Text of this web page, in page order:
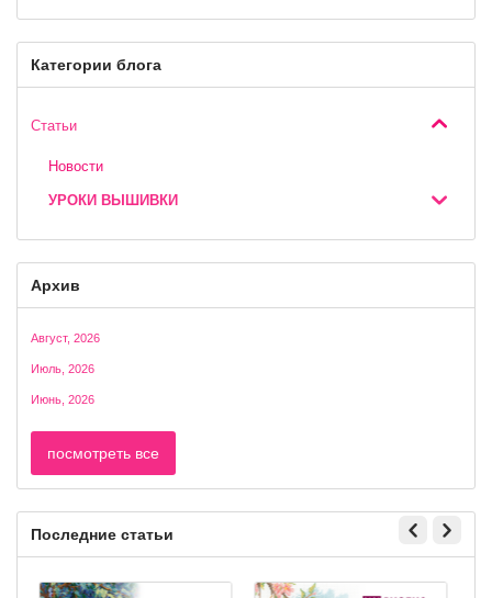
Категории блога
Статьи
Новости
УРОКИ ВЫШИВКИ
Архив
Август, 2026
Июль, 2026
Июнь, 2026
посмотреть все
Последние статьи